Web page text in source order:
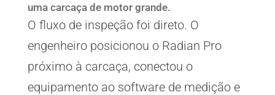
uma carcaça de motor grande.
O fluxo de inspeção foi direto. O
engenheiro posicionou o Radian Pro
próximo à carcaça, conectou o
equipamento ao software de medição e